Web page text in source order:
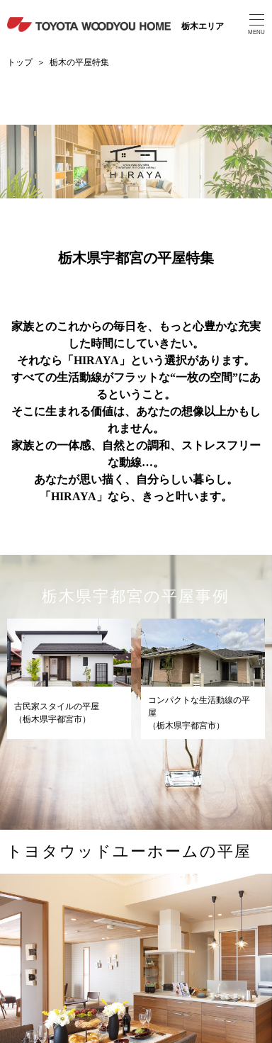
栃木エリア
MENU
トップ ＞ 栃木の平屋特集
栃木県宇都宮の平屋特集
家族とのこれからの毎日を、もっと心豊かな充実
した時間にしていきたい。
それなら「HIRAYA」という選択があります。
すべての生活動線がフラットな“一枚の空間”にあ
るということ。
そこに生まれる価値は、あなたの想像以上かもし
れません。
家族との一体感、自然との調和、ストレスフリー
な動線…。
あなたが思い描く、自分らしい暮らし。
「HIRAYA」なら、きっと叶います。
栃木県宇都宮の平屋事例
古民家スタイルの平屋
（栃木県宇都宮市）
コンパクトな生活動線の平
屋
（栃木県宇都宮市）
トヨタウッドユーホームの平屋